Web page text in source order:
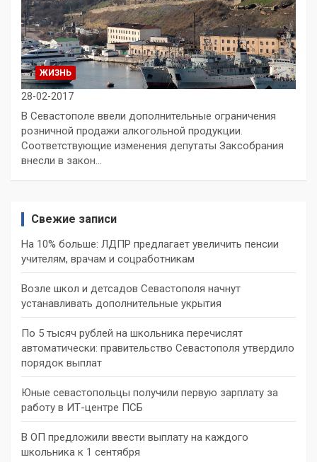
ЖИЗНЬ
28-02-2017
В Севастополе ввели дополнительные ограничения
розничной продажи алкогольной продукции.
Соответствующие изменения депутаты Заксобрания
внесли в закон…
Свежие записи
На 10% больше: ЛДПР предлагает увеличить пенсии
учителям, врачам и соцработникам
Возле школ и детсадов Севастополя начнут
устанавливать дополнительные укрытия
По 5 тысяч рублей на школьника перечислят
автоматически: правительство Севастополя утвердило
порядок выплат
Юные севастопольцы получили первую зарплату за
работу в ИТ-центре ПСБ
В ОП предложили ввести выплату на каждого
школьника к 1 сентября